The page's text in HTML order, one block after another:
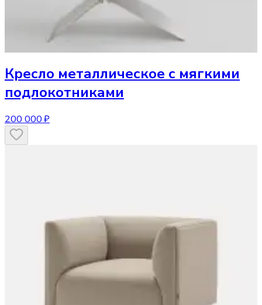
Кресло металлическое с мягкими
подлокотниками
200 000 ₽